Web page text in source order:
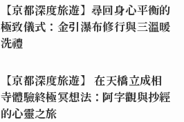
【京都深度旅遊】尋回身心平衡的
極致儀式：金引瀑布修行與三溫暖
洗禮
【京都深度旅遊】 在天橋立成相
寺體驗終極冥想法：阿字觀與抄經
的心靈之旅